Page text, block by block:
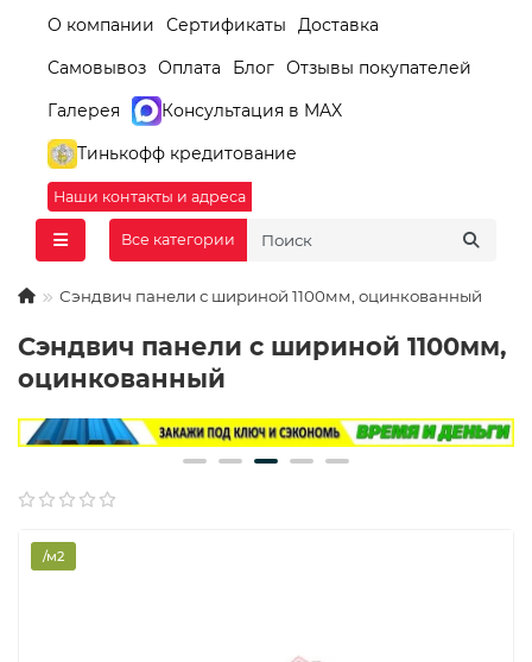
О компании Сертификаты
Доставка
Самовывоз Оплата Блог Отзывы покупателей
Галерея
Консультация в MAX
Тинькофф кредитование
Наши контакты и адреса
Все категории
Сэндвич панели с шириной 1100мм, оцинкованный
Сэндвич панели с шириной 1100мм,
оцинкованный
/м2